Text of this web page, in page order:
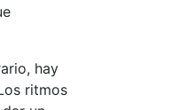
hay
ritmos